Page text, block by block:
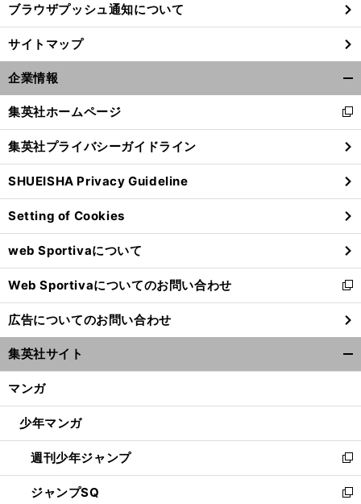
ブラウザプッシュ通知について
サイトマップ
企業情報
閉
る
集英社ホームページ
新
し
い
ウ
ィ
ン
ド
ウ
で
開
く
集英社プライバシーガイドライン
SHUEISHA Privacy Guideline
Setting of Cookies
web Sportivaについて
Web Sportivaについてのお問い合わせ
新
し
い
ウ
ィ
ン
ウ
開
く
広告についてのお問い合わせ
集英社サイト
マンガ
少年マンガ
週刊少年ジャンプ
新
し
い
ジャンプSQ
新